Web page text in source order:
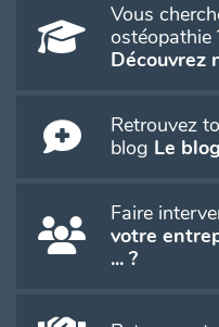
Vous
ostéopathie
Découvrez
Retrouvez
blog Le
Faire
votre
... ?